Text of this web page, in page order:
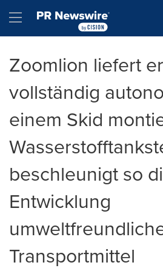
Hamburger menu
Zoomlion liefert
vollständig
einem Skid
beschleunigt so
Entwicklung
Transportmittel